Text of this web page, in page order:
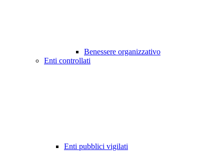
Benessere organizzativo
Enti controllati
Enti pubblici vigilati